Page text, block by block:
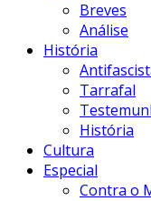
Breves
Análise
História
Tarrafal
História
Cultura
Especial
Contra o